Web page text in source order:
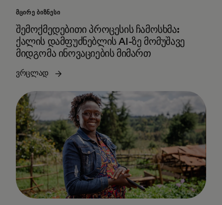
ᲛᲪᲘᲠᲔ ᲑᲘᲖᲜᲔᲡᲘ
შემოქმედებითი პროცესის ჩამოსხმა:
ქალის დამფუძნებლის AI-ზე მომუშავე
მიდგომა ინოვაციების მიმართ
ვრცლად